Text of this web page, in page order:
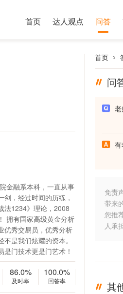
首页 达人观点 问答
金融系本科，一直从事
，经过时间的历练，
法1234》理论，2008
拥有国家高级黄金分析
优秀交易员，优秀分析
是我们炫耀的资本。
门技术更是门艺术！
86.0%
及时率
100.0%
回答率
首页
问
免责
带来
您推
人承
其